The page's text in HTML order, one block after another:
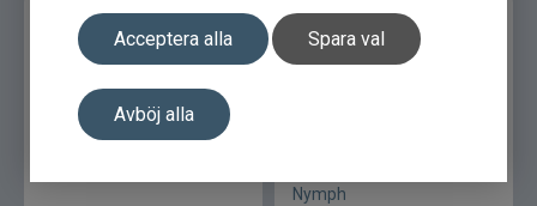
Acceptera alla Spara val
Avböj alla
Nymph